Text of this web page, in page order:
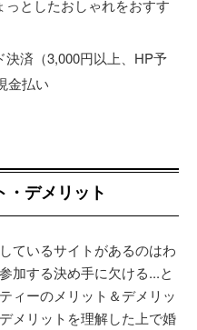
としたおしゃれをおすす
済（3,000円以上、HP予
金払い
・デメリット
ているサイトがあるのはわ
加する決め手に欠ける...と
ィーのメリット＆デメリッ
メリットを理解した上で婚